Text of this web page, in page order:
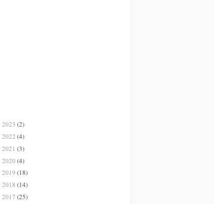
2023 (2)
2022 (4)
2021 (3)
2020 (4)
2019 (18)
2018 (14)
2017 (25)